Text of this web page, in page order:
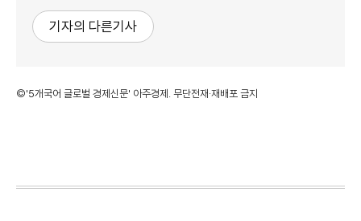
기자의 다른기사
©'5개국어 글로벌 경제신문' 아주경제. 무단전재·재배포 금지